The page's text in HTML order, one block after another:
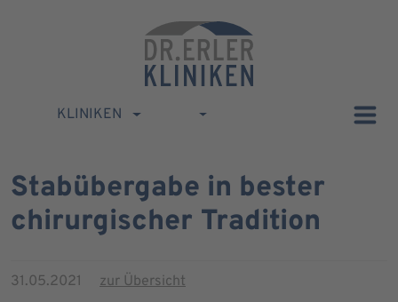
KLINIKEN
Stabübergabe in bester
chirurgischer Tradition
31.05.2021 zur Übersicht